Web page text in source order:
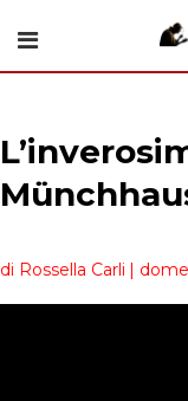
di Rossella Carli |